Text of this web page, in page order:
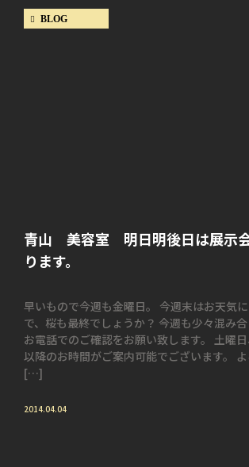
BLOG
青山 美容室 明日明後日は展示
ります。
早いもので今週も金曜日。 今週末はお天気
で、桜も最終でしょうか？ 今週も少々混み合
お電話でのご確認をお願い致します。 土曜
以降のお時間がご案内可能でございます。
[…]
2014.04.04